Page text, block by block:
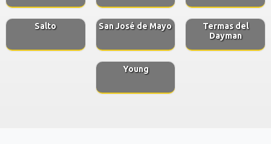
Salto San José de Mayo
Termas del
Dayman
Young